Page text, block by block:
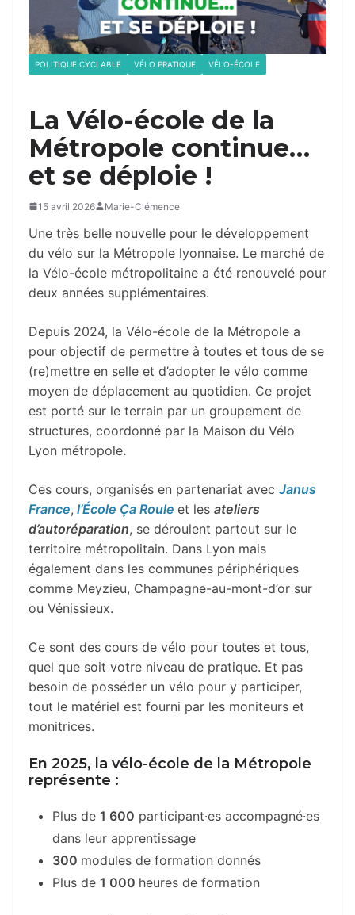
POLITIQUE CYCLABLE VÉLO PRATIQUE VÉLO-ÉCOLE
La Vélo-école de la
Métropole continue…
et se déploie !
15 avril 2026 Marie-Clémence
Une très belle nouvelle pour le développement
du vélo sur la Métropole lyonnaise. Le marché de
la Vélo-école métropolitaine a été renouvelé pour
deux années supplémentaires.
Depuis 2024, la Vélo-école de la Métropole a
pour objectif de permettre à toutes et tous de se
(re)mettre en selle et d’adopter le vélo comme
moyen de déplacement au quotidien. Ce projet
est porté sur le terrain par un groupement de
structures, coordonné par la Maison du Vélo
Lyon métropole.
Ces cours, organisés en partenariat avec Janus
France, l’École Ça Roule et les ateliers
d’autoréparation, se déroulent partout sur le
territoire métropolitain. Dans Lyon mais
également dans les communes périphériques
comme Meyzieu, Champagne-au-mont-d’or sur
ou Vénissieux.
Ce sont des cours de vélo pour toutes et tous,
quel que soit votre niveau de pratique. Et pas
besoin de posséder un vélo pour y participer,
tout le matériel est fourni par les moniteurs et
monitrices.
En 2025, la vélo-école de la Métropole
représente :
Plus de 1 600 participant·es accompagné·es
dans leur apprentissage
300 modules de formation donnés
Plus de 1 000 heures de formation